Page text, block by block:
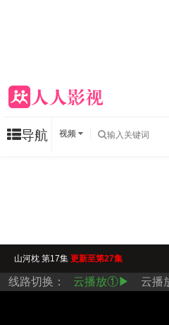
导航 视频
山河枕 第17集 更新至第27集